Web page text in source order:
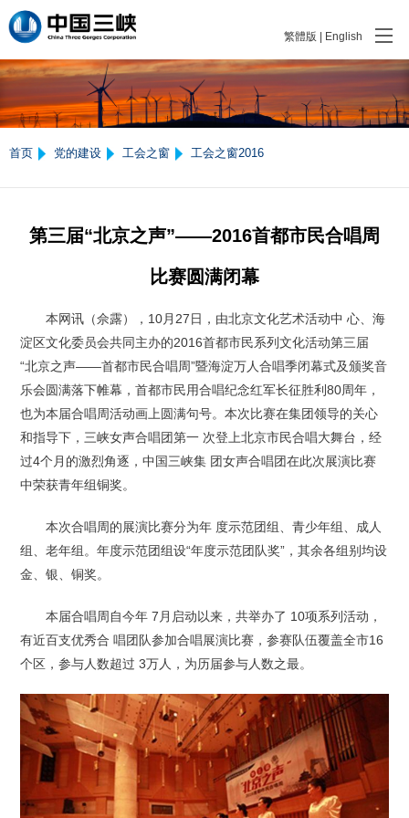
繁體版 English
首页 党的建设 工会之窗 工会之窗2016
第三届“北京之声”——2016首都市民合唱周
比赛圆满闭幕
本网讯（佘露），10月27日，由北京文化艺术活动中 心、海
淀区文化委员会共同主办的2016首都市民系列文化活动第三届
“北京之声——首都市民合唱周”暨海淀万人合唱季闭幕式及颁奖音
乐会圆满落下帷幕，首都市民用合唱纪念红军长征胜利80周年，
也为本届合唱周活动画上圆满句号。本次比赛在集团领导的关心
和指导下，三峡女声合唱团第一 次登上北京市民合唱大舞台，经
过4个月的激烈角逐，中国三峡集 团女声合唱团在此次展演比赛
中荣获青年组铜奖。
本次合唱周的展演比赛分为年 度示范团组、青少年组、成人
组、老年组。年度示范团组设“年度示范团队奖”，其余各组别均设
金、银、铜奖。
本届合唱周自今年 7月启动以来，共举办了 10项系列活动，
有近百支优秀合 唱团队参加合唱展演比赛，参赛队伍覆盖全市16
个区，参与人数超过 3万人，为历届参与人数之最。